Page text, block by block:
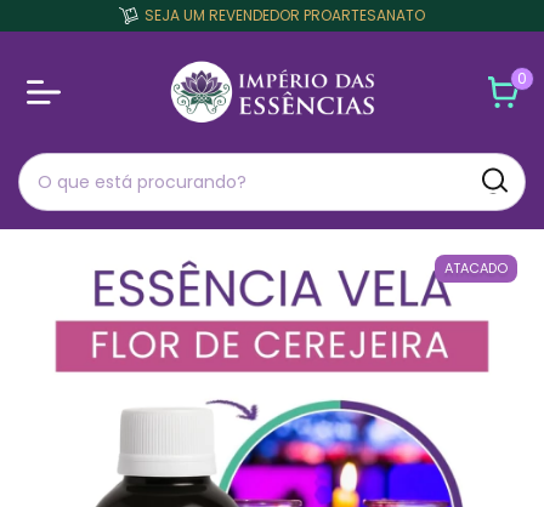
SEJA UM REVENDEDOR PROARTESANATO
0
ATACADO